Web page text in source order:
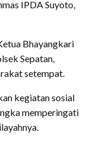
IPDA Suyoto,
Bhayangkari
Sepatan,
setempat.
kegiatan sosial
memperingati